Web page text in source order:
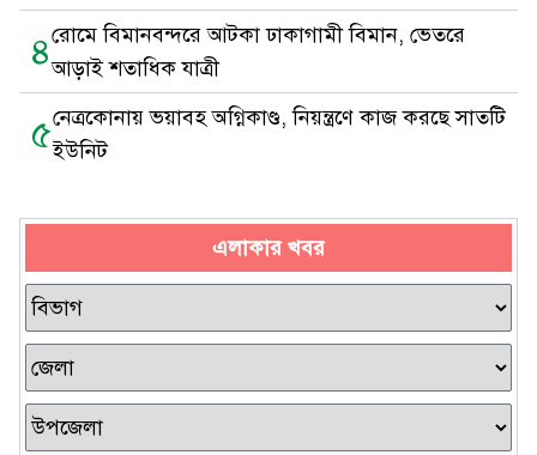
৪রোমে বিমানবন্দরে আটকা ঢাকাগামী বিমান, ভেতরে
আড়াই শতাধিক যাত্রী
৫নেত্রকোনায় ভয়াবহ অগ্নিকাণ্ড, নিয়ন্ত্রণে কাজ করছে সাতটি
ইউনিট
এলাকার খবর